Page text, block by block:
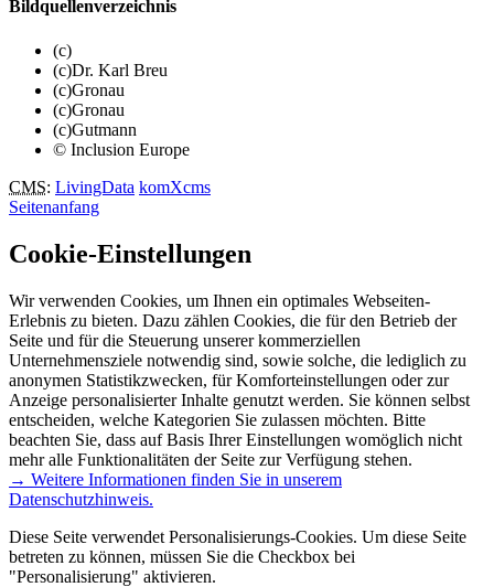
Bildquellenverzeichnis
(c)
(c)Dr. Karl Breu
(c)Gronau
(c)Gronau
(c)Gutmann
© Inclusion Europe
CMS: LivingData komXcms
Seitenanfang
Cookie-Einstellungen
Wir verwenden Cookies, um Ihnen ein optimales Webseiten-
Erlebnis zu bieten. Dazu zählen Cookies, die für den Betrieb der
Seite und für die Steuerung unserer kommerziellen
Unternehmensziele notwendig sind, sowie solche, die lediglich zu
anonymen Statistikzwecken, für Komforteinstellungen oder zur
Anzeige personalisierter Inhalte genutzt werden. Sie können selbst
entscheiden, welche Kategorien Sie zulassen möchten. Bitte
beachten Sie, dass auf Basis Ihrer Einstellungen womöglich nicht
mehr alle Funktionalitäten der Seite zur Verfügung stehen.
→ Weitere Informationen finden Sie in unserem
Datenschutzhinweis.
Diese Seite verwendet Personalisierungs-Cookies. Um diese Seite
betreten zu können, müssen Sie die Checkbox bei
"Personalisierung" aktivieren.